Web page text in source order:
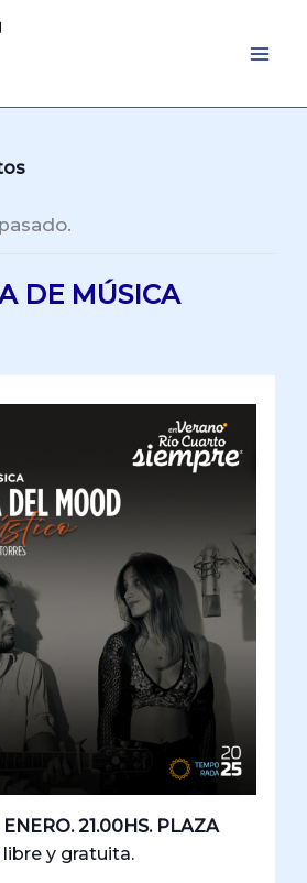
DE MÚSICA
21.00HS. PLAZA
libre y gratuita.